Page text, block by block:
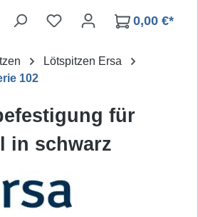
Du hast 0 Produkte auf
0,00 €*
Lötspitzen Ersa
102
für
in schwarz